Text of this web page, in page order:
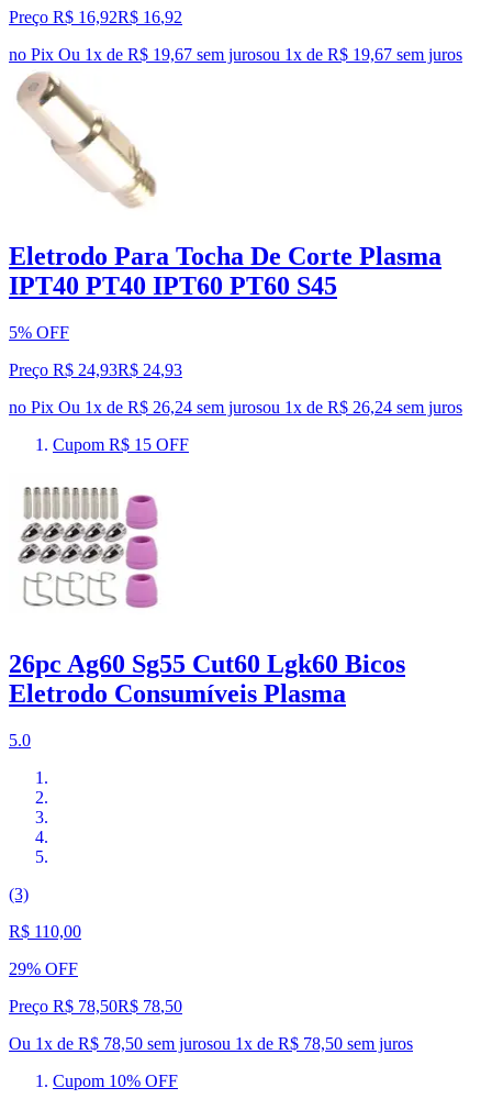
Preço R$ 16,92R$ 16,92
no Pix Ou 1x de R$ 19,67 sem jurosou 1x de R$ 19,67 sem juros
Eletrodo Para Tocha De Corte Plasma
IPT40 PT40 IPT60 PT60 S45
5% OFF
Preço R$ 24,93R$ 24,93
no Pix Ou 1x de R$ 26,24 sem jurosou 1x de R$ 26,24 sem juros
Cupom R$ 15 OFF
26pc Ag60 Sg55 Cut60 Lgk60 Bicos
Eletrodo Consumíveis Plasma
5.0
(3)
R$ 110,00
29% OFF
Preço R$ 78,50R$ 78,50
Ou 1x de R$ 78,50 sem jurosou 1x de R$ 78,50 sem juros
Cupom 10% OFF